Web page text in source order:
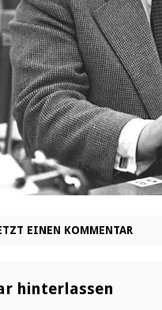
EINEN KOMMENTAR
hinterlassen